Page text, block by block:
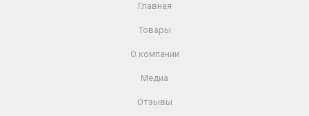
Главная
Товары
О компании
Медиа
Отзывы